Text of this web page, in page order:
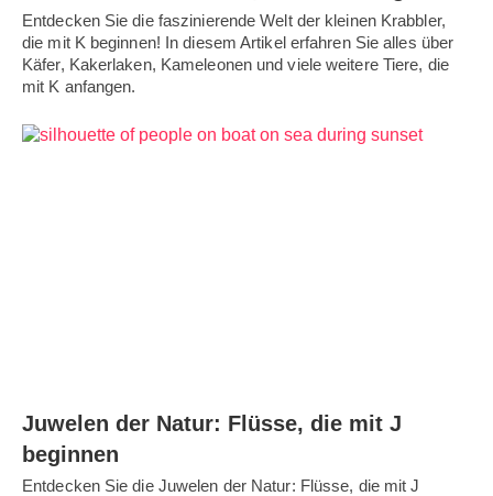
Entdecken Sie die faszinierende Welt der kleinen Krabbler,
die mit K beginnen! In diesem Artikel erfahren Sie alles über
Käfer, Kakerlaken, Kameleonen und viele weitere Tiere, die
mit K anfangen.
Juwelen der Natur: Flüsse, die mit J
beginnen
Entdecken Sie die Juwelen der Natur: Flüsse, die mit J